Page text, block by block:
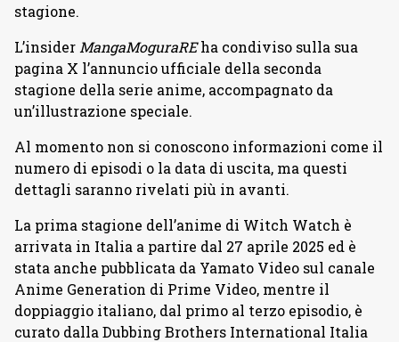
stagione.
L’insider MangaMoguraREha condiviso sulla sua
pagina X l’annuncio ufficiale della seconda
stagione della serie anime, accompagnato da
un’illustrazione speciale.
Al momento non si conoscono informazioni come il
numero di episodi o la data di uscita, ma questi
dettagli saranno rivelati più in avanti.
La prima stagione dell’anime di Witch Watch è
arrivata in Italia a partire dal 27 aprile 2025 ed è
stata anche pubblicata da Yamato Video sul canale
Anime Generation di Prime Video, mentre il
doppiaggio italiano, dal primo al terzo episodio, è
curato dalla Dubbing Brothers International Italia